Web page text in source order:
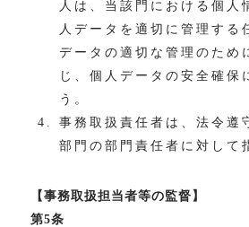
人は、当該門における個人
人データを適切に管理する
データの適切な管理のため
じ、個人データの安全確保
う。
事務取扱責任者は、法令遵
部門の部門責任者に対して
【事務取扱担当者等の監督】
第5条